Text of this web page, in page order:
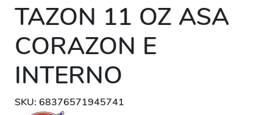
TAZON 11 OZ ASA
CORAZON E
INTERNO
SKU: 68376571945741